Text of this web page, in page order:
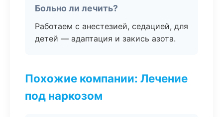
Больно ли лечить?
Работаем с анестезией, седацией, для
детей — адаптация и закись азота.
Похожие компании: Лечение
под наркозом